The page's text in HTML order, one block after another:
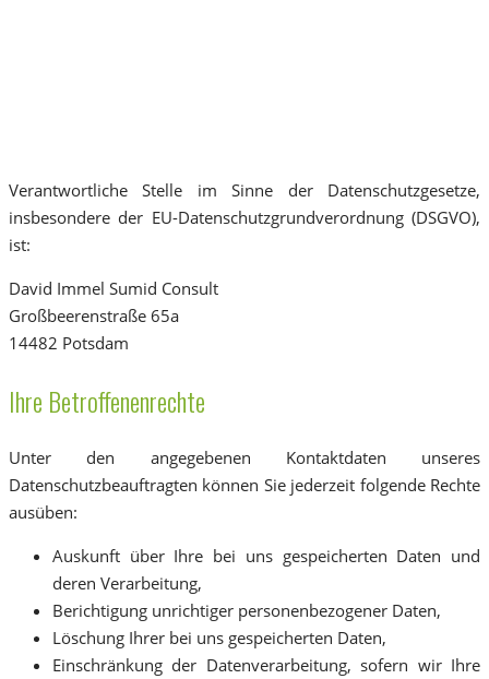
Verantwortliche Stelle im Sinne der Datenschutzgesetze,
insbesondere der EU-Datenschutzgrundverordnung (DSGVO),
ist:
David Immel Sumid Consult
Großbeerenstraße 65a
14482 Potsdam
Ihre Betroffenenrechte
Unter den angegebenen Kontaktdaten unseres
Datenschutzbeauftragten können Sie jederzeit folgende Rechte
ausüben:
Auskunft über Ihre bei uns gespeicherten Daten und
deren Verarbeitung,
Berichtigung unrichtiger personenbezogener Daten,
Löschung Ihrer bei uns gespeicherten Daten,
Einschränkung der Datenverarbeitung, sofern wir Ihre